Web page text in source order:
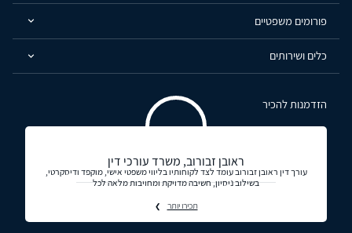
פורומים משפטיים
כלים ושירותים
הזדמנות להכיר
ראובן זבורוב, משרד עורכי דין
עורך דין ראובן זבורוב עומד לצד לקוחותיו בליווי משפטי אישי, מוקפד ודיסקרטי,
בשילוב ניסיון, חשיבה מדויקת ומחויבות מלאה לכל
תכירו יותר